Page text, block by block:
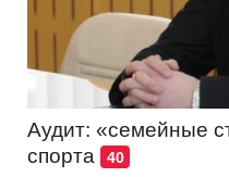
Аудит: «семейные
спорта
40